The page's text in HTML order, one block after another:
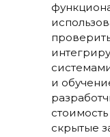
и
скрытые